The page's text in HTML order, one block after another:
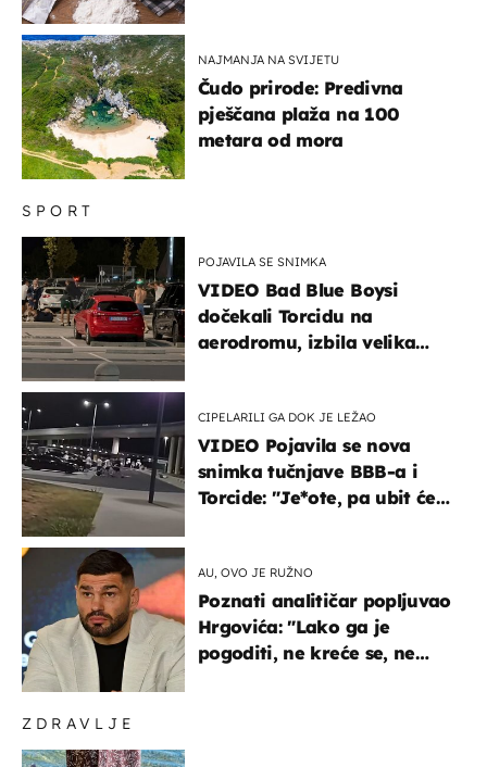
ZDRAVLJE
SPORT
POJAVILA SE SNIMKA
VIDEO Bad Blue Boysi
dočekali Torcidu na
aerodromu, izbila velika
CIPELARILI GA DOK JE LEŽAO
VIDEO Pojavila se nova
snimka tučnjave BBB-a i
Torcide: "Je*ote, pa ubit će
AU, OVO JE RUŽNO
Poznati analitičar popljuvao
Hrgovića: "Lako ga je
pogoditi, ne kreće se, ne
NAJMANJA NA SVIJETU
Čudo prirode: Predivna
pješčana plaža na 100
metara od mora